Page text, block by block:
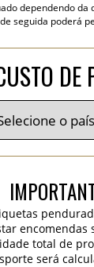
dependendo
seguida poderá
DE
total de
será